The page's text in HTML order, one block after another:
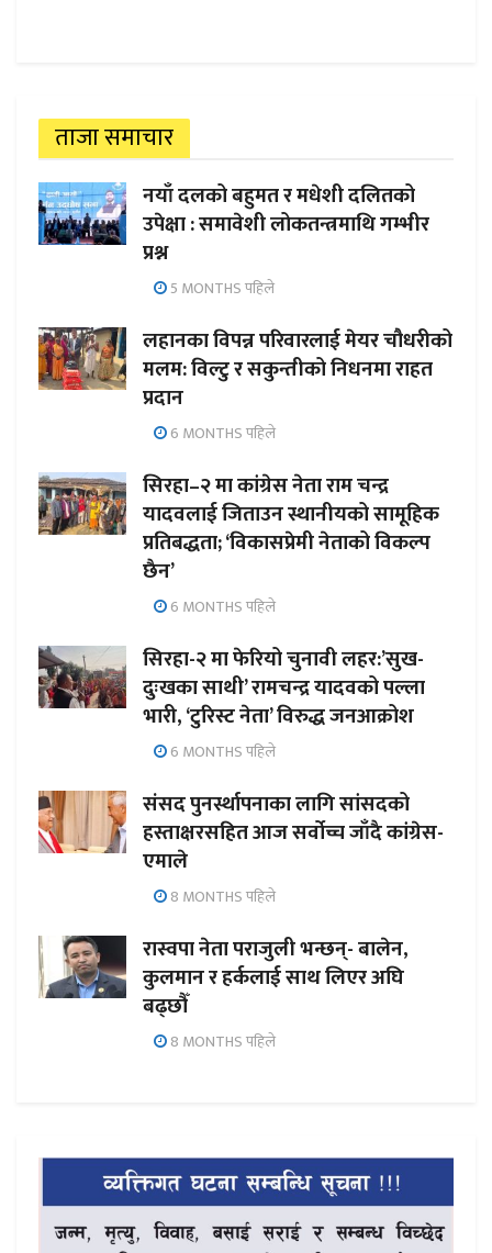
ताजा समाचार
नयाँ दलको बहुमत र मधेशी दलितको
उपेक्षा : समावेशी लोकतन्त्रमाथि गम्भीर
प्रश्न
5 MONTHS पहिले
लहानका विपन्न परिवारलाई मेयर चौधरीको
मलम: विल्टु र सकुन्तीको निधनमा राहत
प्रदान
6 MONTHS पहिले
सिरहा–२ मा कांग्रेस नेता राम चन्द्र
यादवलाई जिताउन स्थानीयको सामूहिक
प्रतिबद्धता; ‘विकासप्रेमी नेताको विकल्प
छैन’
6 MONTHS पहिले
सिरहा-२ मा फेरियो चुनावी लहर:’सुख-
दुःखका साथी’ रामचन्द्र यादवको पल्ला
भारी, ‘टुरिस्ट नेता’ विरुद्ध जनआक्रोश
6 MONTHS पहिले
संसद पुनर्स्थापनाका लागि सांसदको
हस्ताक्षरसहित आज सर्वोच्च जाँदै कांग्रेस-
एमाले
8 MONTHS पहिले
रास्वपा नेता पराजुली भन्छन्- बालेन,
कुलमान र हर्कलाई साथ लिएर अघि
बढ्छौँ
8 MONTHS पहिले